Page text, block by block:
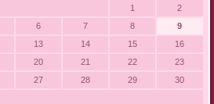
1
2
6 7 8
9
13 14 15
16
20 21 22
23
27 28 29
30